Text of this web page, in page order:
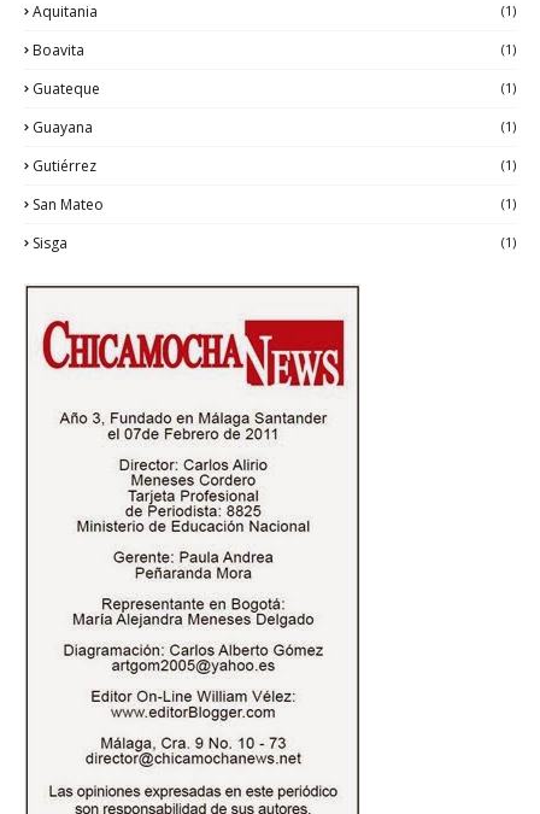
Aquitania (1)
Boavita (1)
Guateque (1)
Guayana (1)
Gutiérrez (1)
San Mateo (1)
Sisga (1)